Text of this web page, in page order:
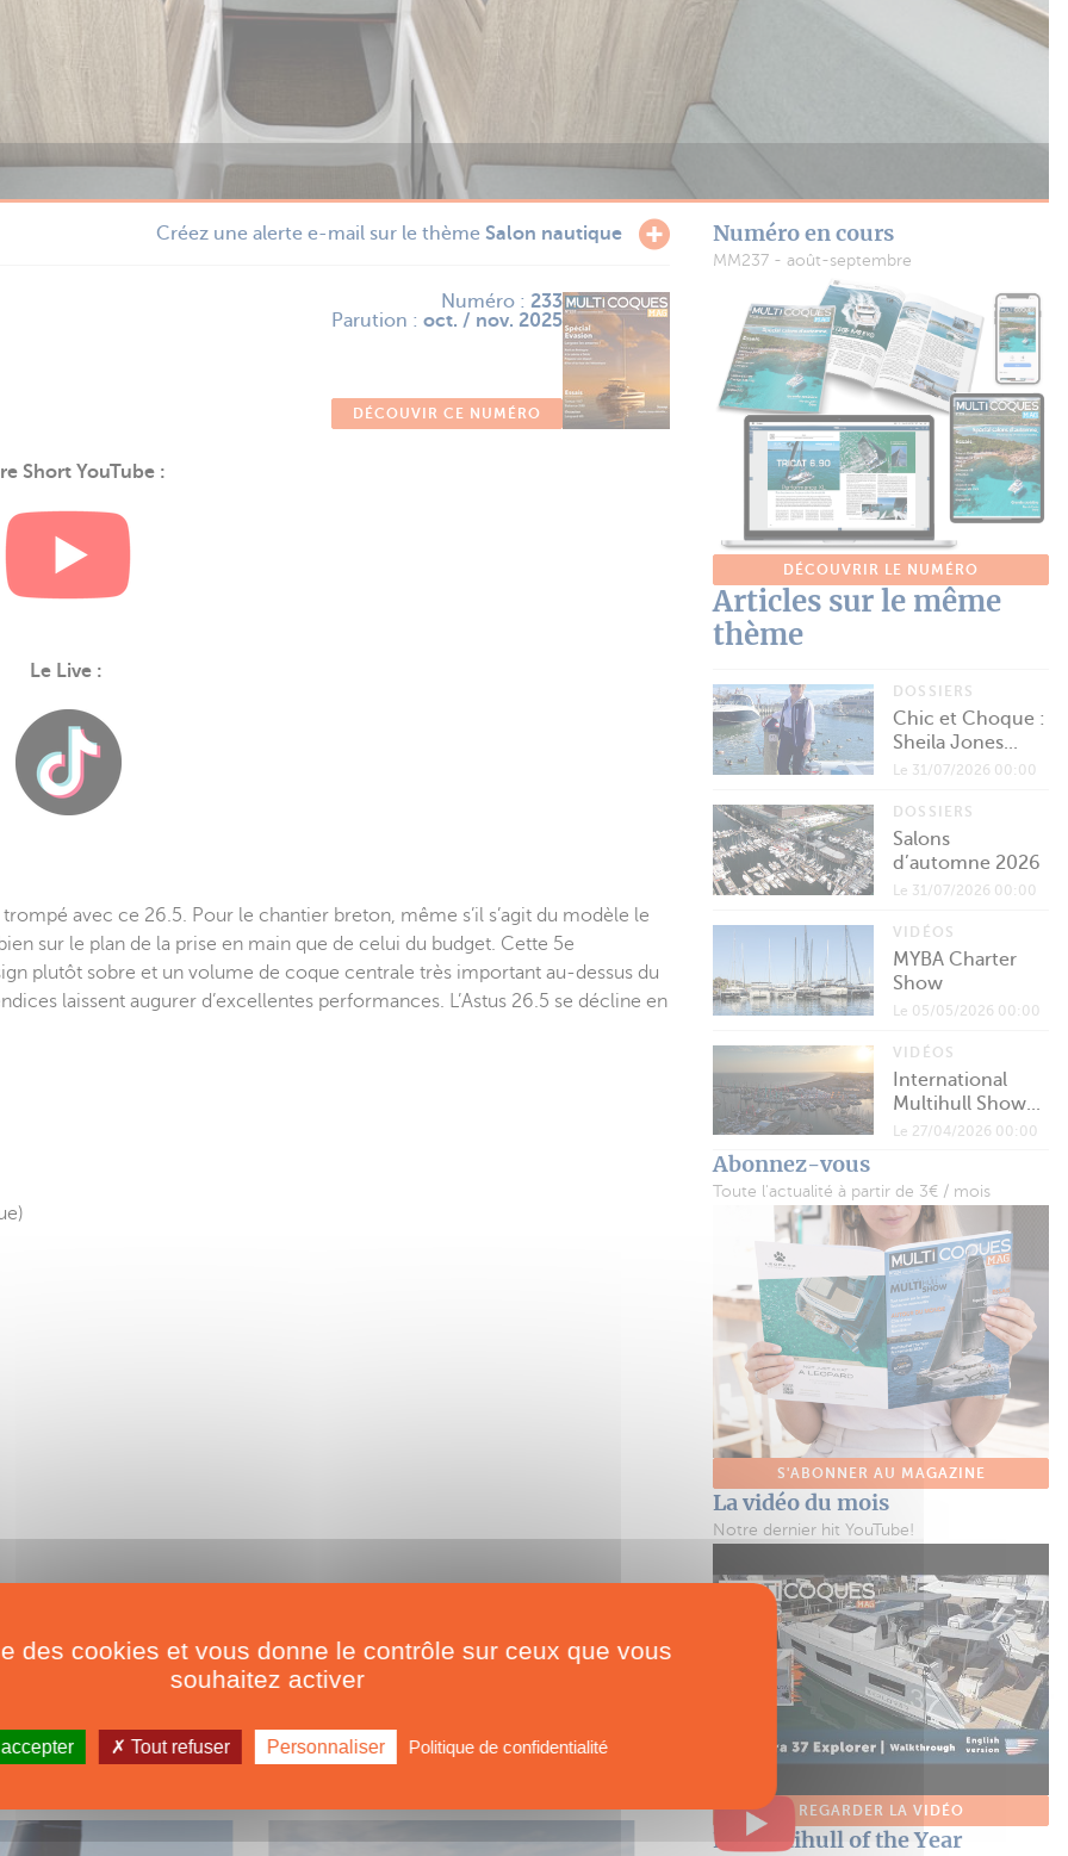
Créez une alerte e-mail sur le thème Salon nautique
Numéro : 233
Parution : oct. / nov. 2025
DÉCOUVIR CE NUMÉRO
Short YouTube :
Le Live :
avec ce 26.5. Pour le chantier breton, même s’il s’agit du modèle le
sur le plan de la prise en main que de celui du budget. Cette 5e
plutôt sobre et un volume de coque centrale très important au-dessus du
laissent augurer d’excellentes performances. L’Astus 26.5 se décline en
Numéro en cours
MM237 - août-septembre
DÉCOUVRIR LE NUMÉRO
Articles sur le même
thème
DOSSIERS
Chic et Choque :
Sheila Jones...
Le 31/07/2026 00:00
DOSSIERS
Salons
d’automne 2026
Le 31/07/2026 00:00
VIDÉOS
MYBA Charter
Show
Le 05/05/2026 00:00
VIDÉOS
International
Multihull Show...
Le 27/04/2026 00:00
Abonnez-vous
Toute l'actualité à partir de 3€ / mois
S'ABONNER AU MAGAZINE
La vidéo du mois
Notre dernier hit YouTube!
REGARDER LA VIDÉO
Le Multihull of the Year
des cookies et vous donne le contrôle sur ceux que vous
souhaitez activer
Tout refuser Personnaliser Politique de confidentialité